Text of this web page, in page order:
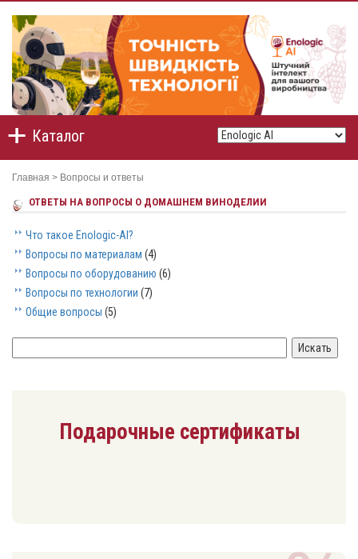
Каталог
Главная > Вопросы и ответы
ОТВЕТЫ НА ВОПРОСЫ О ДОМАШНЕМ ВИНОДЕЛИИ
Что такое Enologic-AI?
Вопросы по материалам (4)
Вопросы по оборудованию (6)
Вопросы по технологии (7)
Общие вопросы (5)
Подарочные сертификаты